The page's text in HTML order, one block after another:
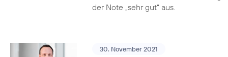
der Note „sehr gut“ aus.
30. November 2021